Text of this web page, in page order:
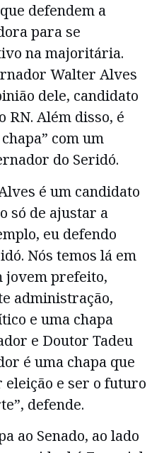
defendem a
para se
na majoritária.
Walter Alves
dele, candidato
RN. Além disso, é
com um
do Seridó.
é um candidato
só de ajustar a
eu defendo
Nós temos lá em
jovem prefeito,
administração,
e uma chapa
e Doutor Tadeu
é uma chapa que
e ser o futuro
defende.
ao Senado, ao lado